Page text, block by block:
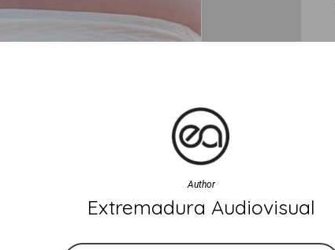
Author
Extremadura Audiovisual